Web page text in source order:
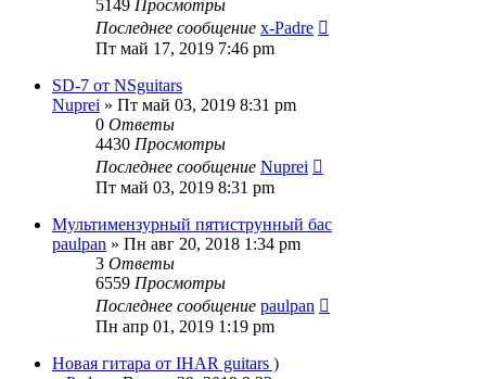
5149 Просмотры
Последнее сообщение x-Padre
Пт май 17, 2019 7:46 pm
SD-7 от NSguitars
Nuprei » Пт май 03, 2019 8:31 pm
0 Ответы
4430 Просмотры
Последнее сообщение Nuprei
Пт май 03, 2019 8:31 pm
Мультимензурный пятиструнный бас
paulpan » Пн авг 20, 2018 1:34 pm
3 Ответы
6559 Просмотры
Последнее сообщение paulpan
Пн апр 01, 2019 1:19 pm
Новая гитара от IHAR guitars )